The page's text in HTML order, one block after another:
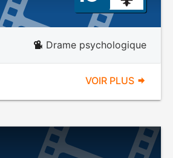
Drame psychologique
VOIR PLUS